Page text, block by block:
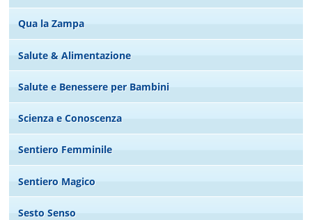
Qua la Zampa
Salute & Alimentazione
Salute e Benessere per Bambini
Scienza e Conoscenza
Sentiero Femminile
Sentiero Magico
Sesto Senso